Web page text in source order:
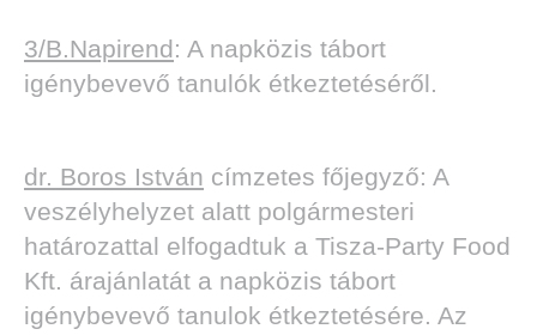
3/B.Napirend: A napközis tábort
igénybevevő tanulók étkeztetéséről.
dr. Boros István címzetes főjegyző: A
veszélyhelyzet alatt polgármesteri
határozattal elfogadtuk a Tisza-Party Food
Kft. árajánlatát a napközis tábort
igénybevevő tanulok étkeztetésére. Az